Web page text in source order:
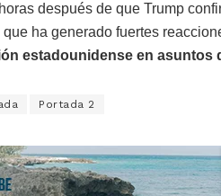
después de que Trump
ha generado fuertes
estadounidense en asuntos
Portada 2